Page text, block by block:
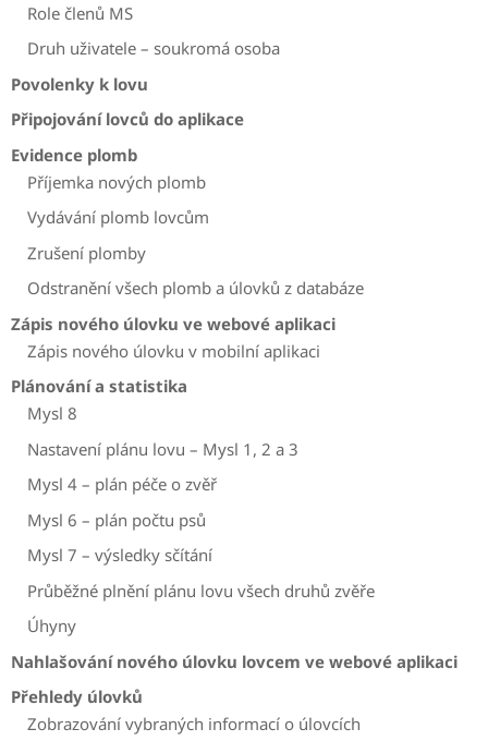
Role členů MS
Druh uživatele – soukromá osoba
Povolenky k lovu
Připojování lovců do aplikace
Evidence plomb
Příjemka nových plomb
Vydávání plomb lovcům
Zrušení plomby
Odstranění všech plomb a úlovků z databáze
Zápis nového úlovku ve webové aplikaci
Zápis nového úlovku v mobilní aplikaci
Plánování a statistika
Mysl 8
Nastavení plánu lovu – Mysl 1, 2 a 3
Mysl 4 – plán péče o zvěř
Mysl 6 – plán počtu psů
Mysl 7 – výsledky sčítání
Průběžné plnění plánu lovu všech druhů zvěře
Úhyny
Nahlašování nového úlovku lovcem ve webové aplikaci
Přehledy úlovků
Zobrazování vybraných informací o úlovcích